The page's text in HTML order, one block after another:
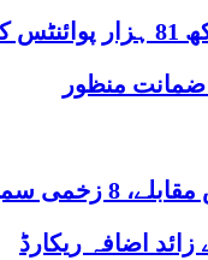
منظور
گرفتار